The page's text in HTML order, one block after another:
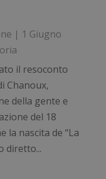
| 1 Giugno
il resoconto
Chanoux,
della gente e
del 18
la nascita de “La
diretto...